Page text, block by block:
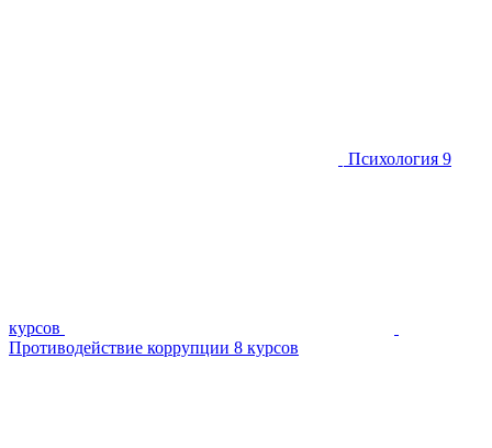
Психология 9
курсов
Противодействие коррупции 8 курсов